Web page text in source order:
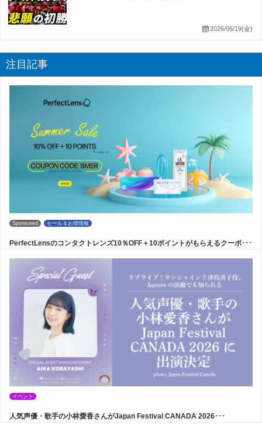
2026/06/19(金)
注目記事
Sponsored セール＆お得情報
PerfectLensのコンタクトレンズ10％OFF＋10ポイントがもらえるクーポ･･･
イベント
人気声優・歌手の小林愛香さんがJapan Festival CANADA 2026･･･